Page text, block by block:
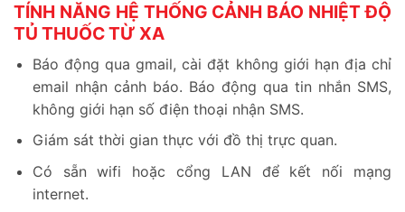
TÍNH NĂNG HỆ THỐNG CẢNH BÁO NHIỆT ĐỘ
TỦ THUỐC TỪ XA
Báo động qua gmail, cài đặt không giới hạn địa chỉ
email nhận cảnh báo. Báo động qua tin nhắn SMS,
không giới hạn số điện thoại nhận SMS.
Giám sát thời gian thực với đồ thị trực quan.
Có sẵn wifi hoặc cổng LAN để kết nối mạng
internet.